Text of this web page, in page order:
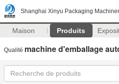
Shanghai Xinyu Packaging
Maison Produits
Qualité machine d'emballage